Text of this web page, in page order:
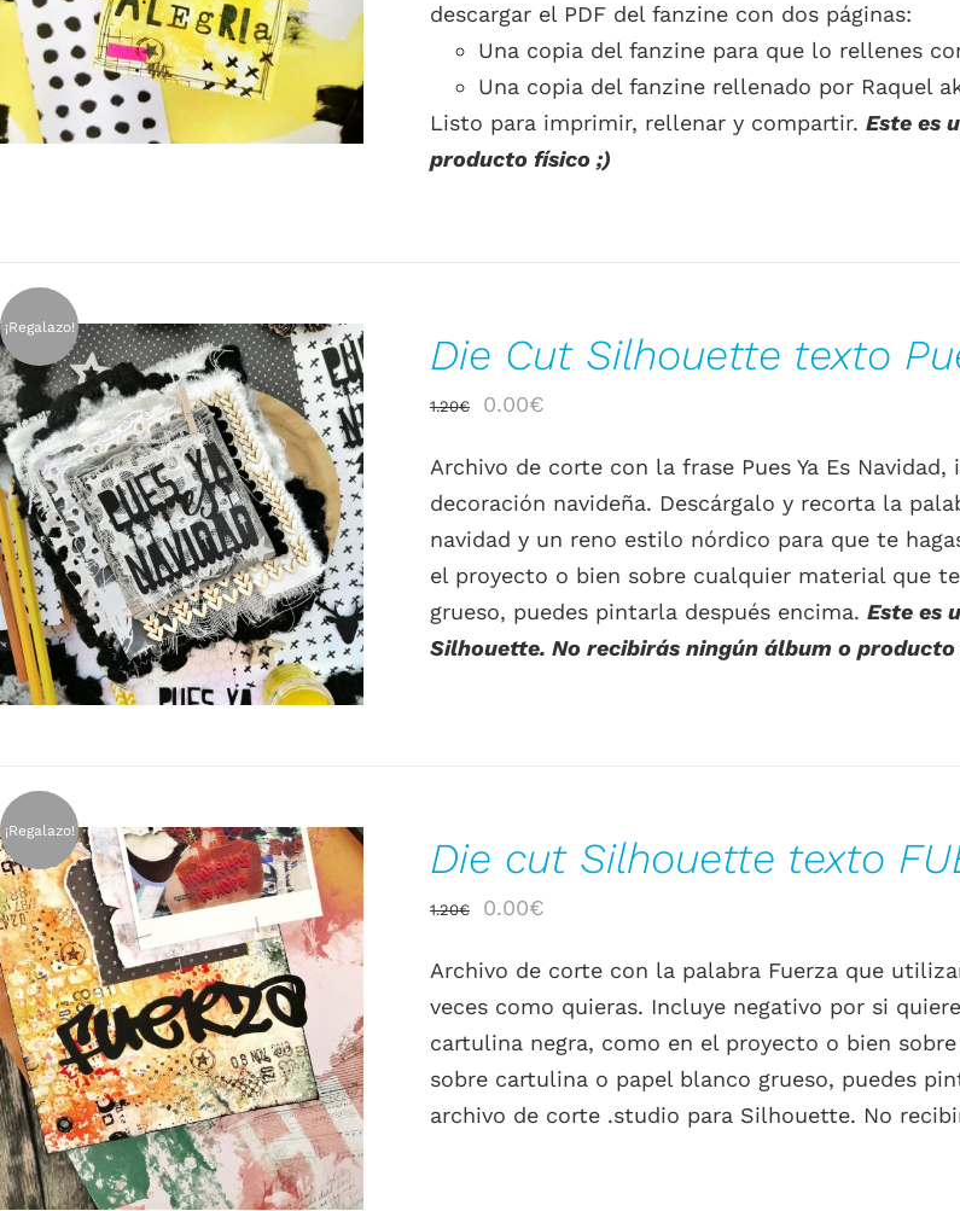
descargar el PDF del fanzine con dos páginas:
Una copia del fanzine para que lo rellenes
Una copia del fanzine rellenado por Raquel
Listo para imprimir, rellenar y compartir. Este es
producto físico ;)
¡Regalazo!
AÑADIR AL CARRITO / DETALLES
Die Cut Silhouette texto
1.20€
El
original
era:
1.20€.
0.00€El
actual
es:
0.00€.
Archivo de corte con la frase Pues Ya Es
decoración navideña. Descárgalo y recorta la
navidad y un reno estilo nórdico para que te
el proyecto o bien sobre cualquier material que
grueso, puedes pintarla después encima. Este es
Silhouette. No recibirás ningún álbum o producto
¡Regalazo!
AÑADIR AL CARRITO / DETALLES
Die cut Silhouette texto
1.20€
El
original
era:
1.20€.
0.00€El
actual
es:
0.00€.
Archivo de corte con la palabra Fuerza que
veces como quieras. Incluye negativo por si
cartulina negra, como en el proyecto o bien
sobre cartulina o papel blanco grueso, puedes
archivo de corte .studio para Silhouette. No